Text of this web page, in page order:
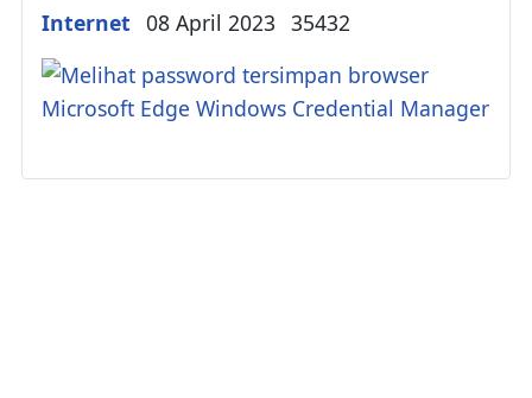
Details
Internet 08 April 2023 35432